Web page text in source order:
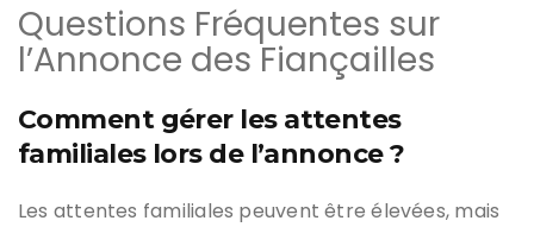
Questions Fréquentes sur
l’Annonce des Fiançailles
Comment gérer les attentes
familiales lors de l’annonce ?
Les attentes familiales peuvent être élevées, mais